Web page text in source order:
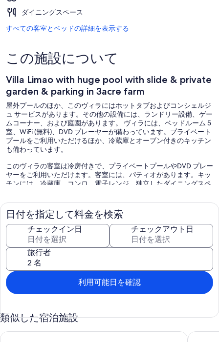
ダイニングスペース
すべての客室とベッドの詳細を表示する
この施設について
Villa Limao with huge pool with slide & private
garden & parking in 3acre farm
屋外プールのほか、このヴィラにはホットタブおよびコンシェルジ
ュ サービスがあります。その他の設備には、ランドリー設備、ゲー
ムコーナー、および庭園があります。 ヴィラには、ベッドルーム 5
室、WiFi (無料)、DVD プレーヤーが備わっています。プライベート
プールをご利用いただけるほか、冷蔵庫とオーブン付きのキッチン
も備わっています。
このヴィラの客室は冷房付きで、プライベートプールやDVD プレー
ヤーをご利用いただけます。客室には、パティオがあります。キッ
チンには、冷蔵庫、コンロ、電子レンジ、独立したダイニングスペ
ドライヤーがあります。
無料 WiFi (通信速度 : 100 Mbps 以上 (1 ～ 2 人向け、6 台まで接続
可)) を使用してネットサーフィンをお楽しみいただけます。客室に
はスマートテレビがあります。客室にはコーヒー / ティーメーカー
とアイロン / アイロン台もあります。
施設内には、屋外プール、ホットタブがあります。
次のレクリエーション設備は、施設内または近隣にあります。有料
となる場合もあります。
日付を指定して料金を検索
チェックイン日 チェックアウト日
旅行者
利用可能日を確認
類似した宿泊施設
Magnificent villa 10 minutes from the sea 専用温